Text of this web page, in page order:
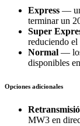
Express —
terminar un
Super
reduciendo el
Normal —
disponibles
Opciones adicionales
MW3 en